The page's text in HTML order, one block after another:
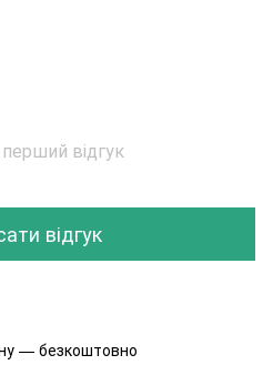
відгук
відгук
— безкоштовно